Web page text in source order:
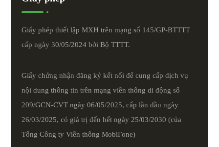
Giấy phép thiết lập MXH trên mạng số 145/GP-BTTTT
cấp ngày 30/05/2024 bởi Bộ TTTT.
Giấy chứng nhận đăng ký kết nối để cung cấp dịch vụ
nội dung thông tin trên mạng viễn thông di động số
209/GCN-CVT ngày 06/05/2025, cấp lần đầu ngày
26/03/2025, có giá trị đến hết ngày 25/03/2030 (của
Tổng Công ty Viễn thông MobiFone)